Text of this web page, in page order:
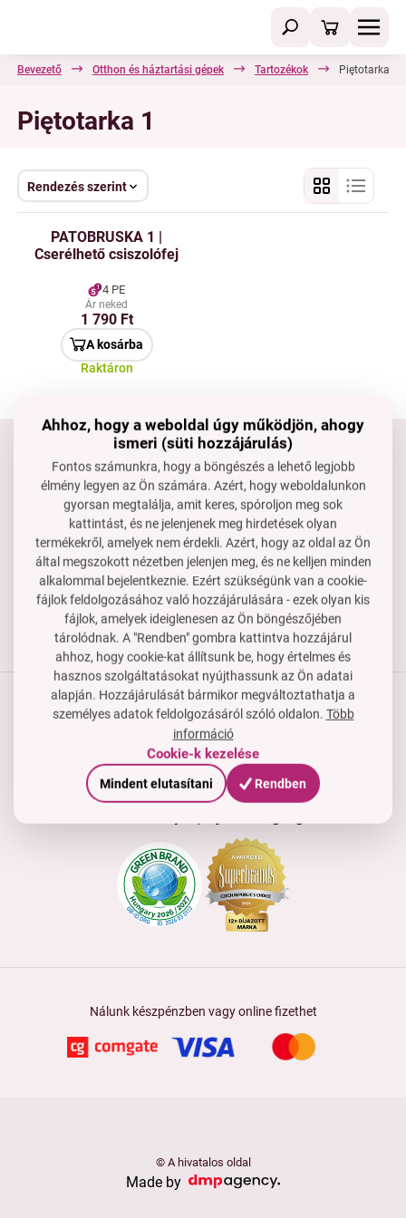
Bevezető Otthon és háztartási gépek Tartozékok Piętotarka 1
Piętotarka 1
Rendezés szerint
PATOBRUSKA 1 |
Cserélhető csiszolófej
4 PE
Ár neked
1 790 Ft
A kosárba
Raktáron
Tartsd velünk a kapcsolatot
Készséggel állunk rendelkezésedre, ha segítségre van
szükséged.
rendeles@dedraclub.hu
+3614451772
H–P: 8-15 óra
Termékek
Vásárlási útmutató
Cég
Nálunk készpénzben vagy online fizethet
© A hivatalos oldal
Made by
Ahhoz, hogy a weboldal úgy működjön, ahogy
ismeri (süti hozzájárulás)
Fontos számunkra, hogy a böngészés a lehető legjobb
élmény legyen az Ön számára. Azért, hogy weboldalunkon
gyorsan megtalálja, amit keres, spóroljon meg sok
kattintást, és ne jelenjenek meg hirdetések olyan
termékekről, amelyek nem érdekli. Azért, hogy az oldal az Ön
által megszokott nézetben jelenjen meg, és ne kelljen minden
alkalommal bejelentkeznie. Ezért szükségünk van a cookie-
fájlok feldolgozásához való hozzájárulására - ezek olyan kis
fájlok, amelyek ideiglenesen az Ön böngészőjében
tárolódnak. A "Rendben" gombra kattintva hozzájárul
ahhoz, hogy cookie-kat állítsunk be, hogy értelmes és
hasznos szolgáltatásokat nyújthassunk az Ön adatai
alapján. Hozzájárulását bármikor megváltoztathatja a
személyes adatok feldolgozásáról szóló oldalon. Több
információ
Cookie-k kezelése
Mindent elutasítani Rendben